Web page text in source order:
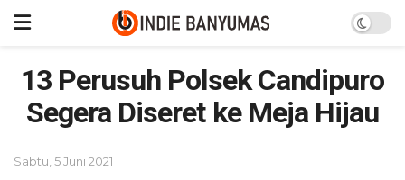
13 Perusuh Polsek Candipuro
Segera Diseret ke Meja Hijau
Sabtu, 5 Juni 2021